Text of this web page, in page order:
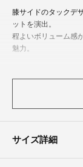
膝サイドのタックデ
ットを演出。
程よいボリューム感
魅力。
カーブデザイン×ワ
サイズ詳細